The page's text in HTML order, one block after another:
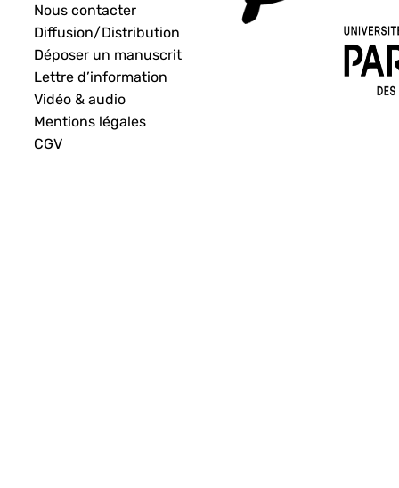
Nous contacter
Diffusion/Distribution
Déposer un manuscrit
Lettre d’information
Vidéo & audio
Mentions légales
CGV